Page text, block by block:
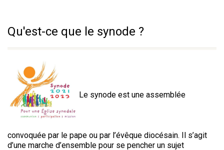
Qu'est-ce que le synode ?
Le synode est une assemblée
convoquée par le pape ou par l’évêque diocésain. Il s’agit
d’une marche d’ensemble pour se pencher un sujet